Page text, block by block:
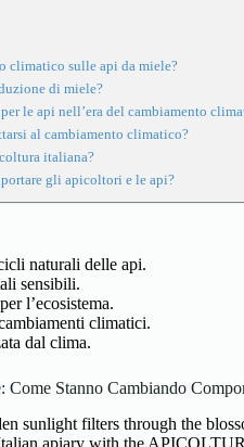
climatico sulle api da miele?
di miele?
le api nell’era del cambiamento
al cambiamento climatico?
italiana?
gli apicoltori e le api?
naturali delle api.
sensibili.
l’ecosistema.
climatici.
dal clima.
Stanno Cambiando